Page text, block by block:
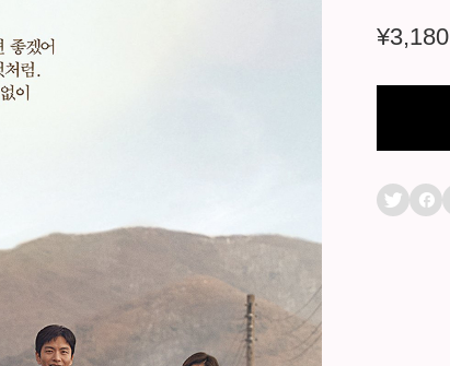
ド
の
¥3,180
 